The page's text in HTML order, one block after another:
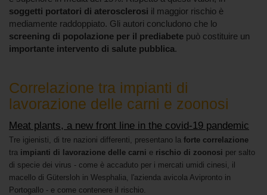
soggetti portatori di aterosclerosi il maggior rischio è
mediamente raddoppiato. Gli autori concludono che lo
screening di popolazione per il prediabete può costituire un
importante intervento di salute pubblica.
Correlazione tra impianti di
lavorazione delle carni e zoonosi
Meat plants, a new front line in the covid-19 pandemic
Tre igienisti, di tre nazioni differenti, presentano la forte correlazione
tra impianti di lavorazione delle carni e rischio di zoonosi per salto
di specie dei virus - come è accaduto per i mercati umidi cinesi, il
macello di Gütersloh in Wesphalia, l'azienda avicola Avipronto in
Portogallo - e come contenere il rischio.